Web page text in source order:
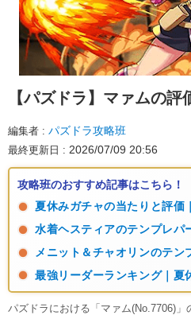
【パズドラ】 マァムの評
編集者 パズドラ攻略班
最終更新日 2026/07/09 20:56
攻略班のおすすめ記事はこちら！
夏休みガチャの当たりと評価
水着ヘスティアのテンプレパ
メニット＆チャオリンのテン
最強リーダーランキング｜夏
パズドラにおける「マァム(No.7706)」